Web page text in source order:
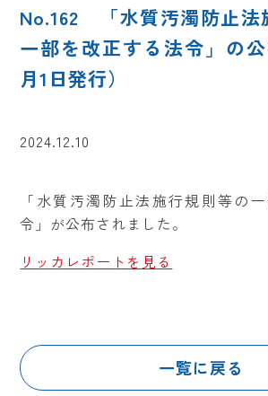
No.162 「水質汚濁防止法
一部を改正する法令」の
月1日発行）
2024.12.10
「水質汚濁防止法施行規則等の
令」が公布されました。
リッカレポートを見る
一覧に戻る